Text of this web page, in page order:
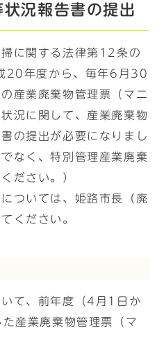
況報告書の提出
に関する法律第12条の
20年度から、毎年6月30
産業廃棄物管理票（マニ
況に関して、産業廃棄物
の提出が必要になりまし
なく、特別管理産業廃棄
ださい。）
ついては、姫路市長（廃
ください。
て、前年度（4月1日か
産業廃棄物管理票（マ